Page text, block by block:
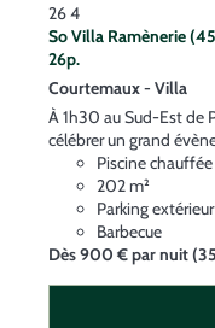
264
So Villa Ramènerie
26p.
Courtemaux - Villa
À 1h30 au Sud-Est de
célébrer un grand
Piscine chauffée
202 m²
Parking extérieur
Barbecue
Dès900 €par nuit